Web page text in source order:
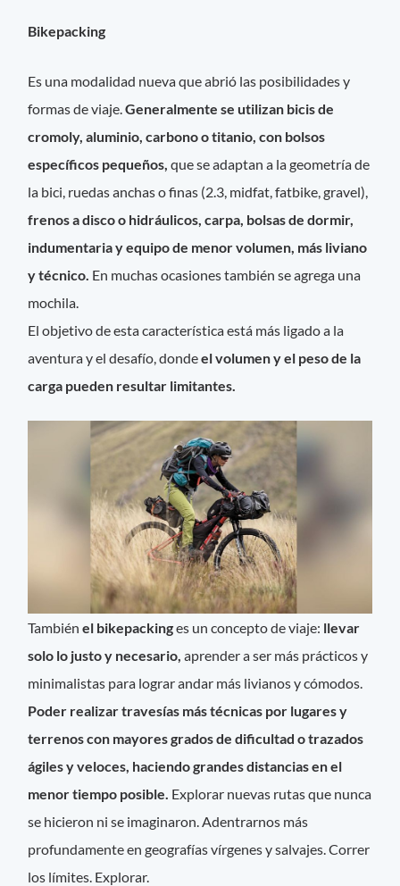
Bikepacking
Es una modalidad nueva que abrió las posibilidades y
formas de viaje.Generalmente se utilizan bicis de
cromoly, aluminio, carbono o titanio, con bolsos
específicos pequeños, que se adaptan a la geometría de
la bici, ruedas anchas o finas (2.3, midfat, fatbike, gravel),
frenos a disco o hidráulicos, carpa, bolsas de dormir,
indumentaria y equipo de menor volumen, más liviano
y técnico. En muchas ocasiones también se agrega una
mochila.
El objetivo de esta característica está más ligado a la
aventura y el desafío, dondeel volumen y el peso de la
carga pueden resultar limitantes.
Tambiénel bikepackinges un concepto de viaje: llevar
solo lo justo y necesario,aprender a ser más prácticos y
minimalistas para lograr andar más livianos y cómodos.
Poder realizar travesías más técnicas por lugares y
terrenos con mayores grados de dificultad o trazados
ágiles y veloces, haciendo grandes distancias en el
menor tiempo posible. Explorar nuevas rutas que nunca
se hicieron ni se imaginaron. Adentrarnos más
profundamente en geografías vírgenes y salvajes. Correr
los límites. Explorar.